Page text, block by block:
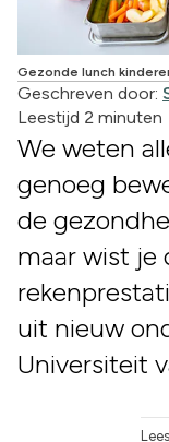
Gezonde lunch
Geschreven door:
Leestijd 2 minuten
We weten
genoeg
de
maar wist je
uit nieuw
Universiteit